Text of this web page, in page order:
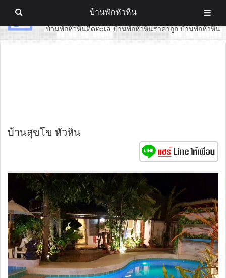
บ้านพักหัวหิน
บ้านพักหัวหินติดทะเล บ้านพักหัวหินราคาถูก บ้านพักหัวหิน
บ้านสุขโข หัวหิน
บ้านพักหัวหิน